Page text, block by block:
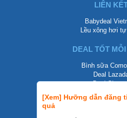
[Xem] Hưỡng dẫn đăng
quả
LIÊN
Babydeal
Lều xông hơi
DEAL TỐT
Bình sữa
Deal
Deal
LIÊN HỆ